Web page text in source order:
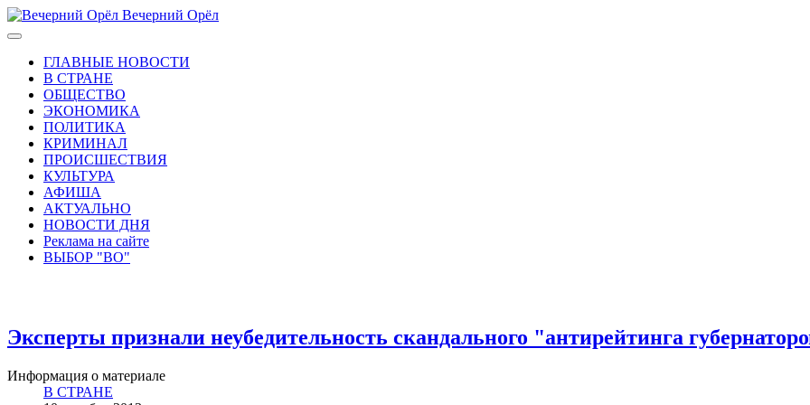
Вечерний Орёл
ГЛАВНЫЕ НОВОСТИ
В СТРАНЕ
ОБЩЕСТВО
ЭКОНОМИКА
ПОЛИТИКА
КРИМИНАЛ
ПРОИСШЕСТВИЯ
КУЛЬТУРА
АФИША
АКТУАЛЬНО
НОВОСТИ ДНЯ
Реклама на сайте
ВЫБОР "ВО"
Эксперты признали неубедительность скандального "антирейтинга
Информация о материале
В СТРАНЕ